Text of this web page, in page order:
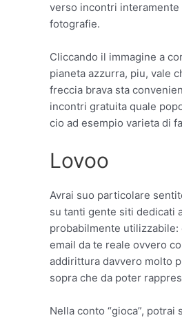
verso incontri interamente
fotografie.
Cliccando il immagine a
pianeta azzurra, piu, vale
freccia brava sta
incontri gratuita quale
cio ad esempio varieta di
Lovoo
Avrai suo particolare
su tanti gente siti dedicati
probabilmente
email da te reale ovvero
addirittura davvero molto
sopra che da poter
Nella conto “gioca”,